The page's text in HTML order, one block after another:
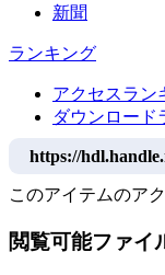
新聞
ランキング
アクセスラン
ダウンロード
https://
このアイテムのア
閲覧可能ファイ